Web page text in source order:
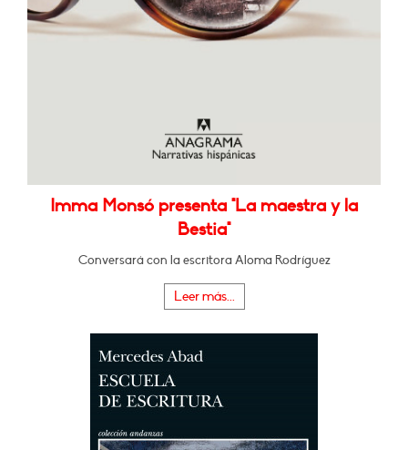
Imma Monsó presenta "La maestra y la
Bestia"
Conversará con la escritora Aloma Rodríguez
Leer más...